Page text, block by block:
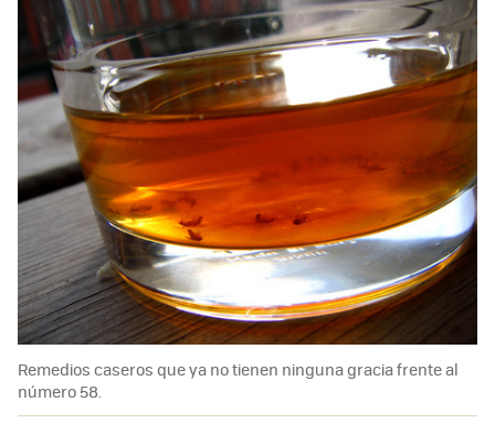
Remedios caseros que ya no tienen ninguna gracia frente al
número 58.